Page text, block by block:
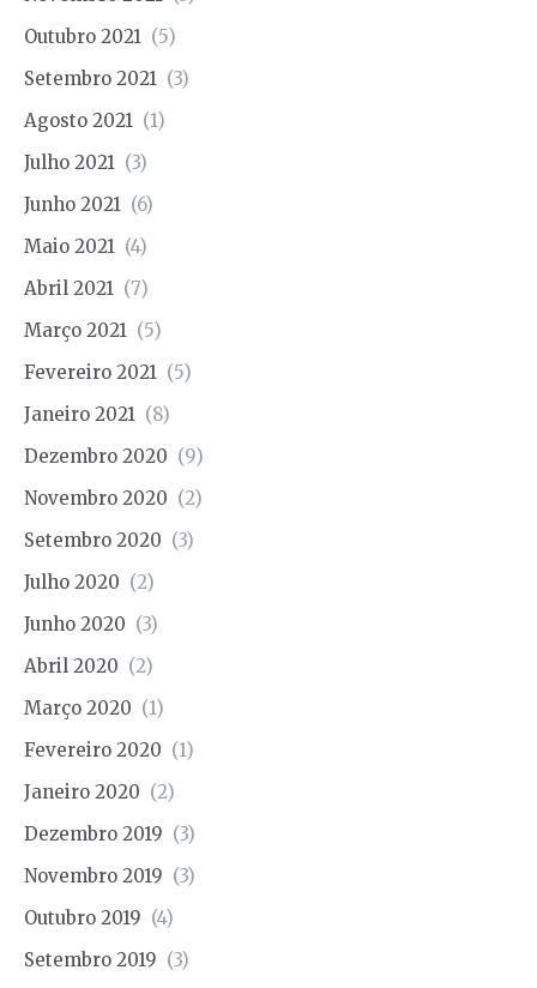
Outubro 2021 (5)
Setembro 2021 (3)
Agosto 2021 (1)
Julho 2021 (3)
Junho 2021 (6)
Maio 2021 (4)
Abril 2021 (7)
Março 2021 (5)
Fevereiro 2021 (5)
Janeiro 2021 (8)
Dezembro 2020 (9)
Novembro 2020 (2)
Setembro 2020 (3)
Julho 2020 (2)
Junho 2020 (3)
Abril 2020 (2)
Março 2020 (1)
Fevereiro 2020 (1)
Janeiro 2020 (2)
Dezembro 2019 (3)
Novembro 2019 (3)
Outubro 2019 (4)
Setembro 2019 (3)